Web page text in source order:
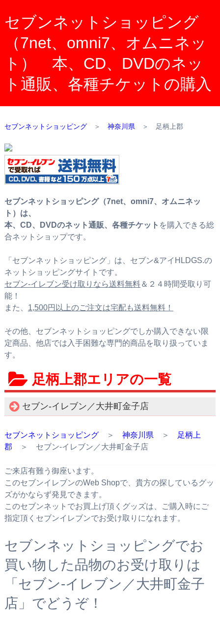
セブンネットショッピング
（7net、omni7、オムニネッ
ト） 本、CD、DVDのネッ
ト通販、各種チケットの購入
セブンネットショッピング＞ 神奈川県 ＞ 足柄上郡
セブンネットショッピング（7net、omni7、オムニネッ
ト）は、
本、CD、DVDのネット通販、各種チケット を購入できる総
合ネットショップです。
「セブンネットショッピング」は、セブン&アイHLDGS.の
ネットショッピングサイトです。
セブン‐イレブン受け取りなら送料無料＆２４時間受取り可
能！
また、 1,500円以上のご注文は宅配も送料無料！
その他、セブンネットショッピングでしか購入できない限
定商品、他店では入手困難な専門的商品を取り扱っていま
す。
足柄上郡エリアの一覧
セブン‐イレブン／大井町金子店
セブンネットショッピング＞ 神奈川県 ＞
足柄上
郡 ＞ セブン‐イレブン／大井町金子店
ご来店有難う御座います。
このセブンイレブンのWeb Shopで、貴方の探しているグッ
ズがかならず発見できます。
このセブンネットでお買上げ頂くグッズは、ご購入時にご
指定頂くセブンイレブンでお受け取りになれます。
セブンネットショッピングでお
買い物した品物のお受け取りは
「セブン‐イレブン／大井町金子
店」でどうぞ！